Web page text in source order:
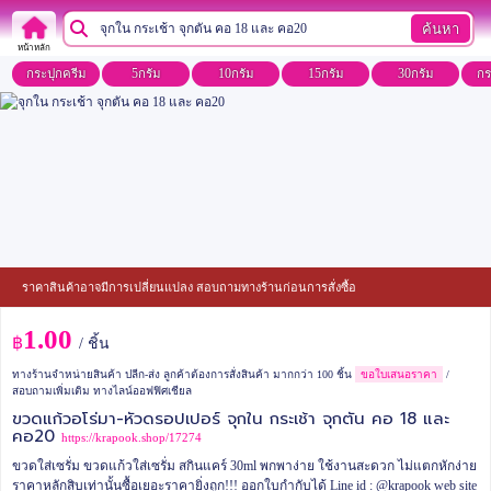
หน้าหลัก
ค้นหา
กระปุกครีม 5กรัม 10กรัม 15กรัม 30กรัม ก
ราคาสินค้าอาจมีการเปลี่ยนแปลง สอบถามทางร้านก่อนการสั่งซื้อ
฿1.00 / ชิ้น
ทางร้านจำหน่ายสินค้า ปลีก-ส่ง ลูกค้าต้องการสั่งสินค้า มากกว่า 100 ชิ้น ขอใบเสนอราคา
/
สอบถามเพิ่มเติม ทางไลน์ออฟฟิศเชียล
ขวดแก้วอโร่มา-หัวดรอปเปอร์ จุกใน กระเช้า จุกตัน คอ 18 และ
คอ20 https://krapook.shop/17274
ขวดใส่เซรั่ม ขวดแก้วใส่เซรั่ม สกินแคร์ 30ml พกพาง่าย ใช้งานสะดวก ไม่แตกหักง่าย
ราคาหลักสิบเท่านั้นซื้อเยอะราคายิ่งถูก!!! ออกใบกำกับได้ Line id : @krapook web site